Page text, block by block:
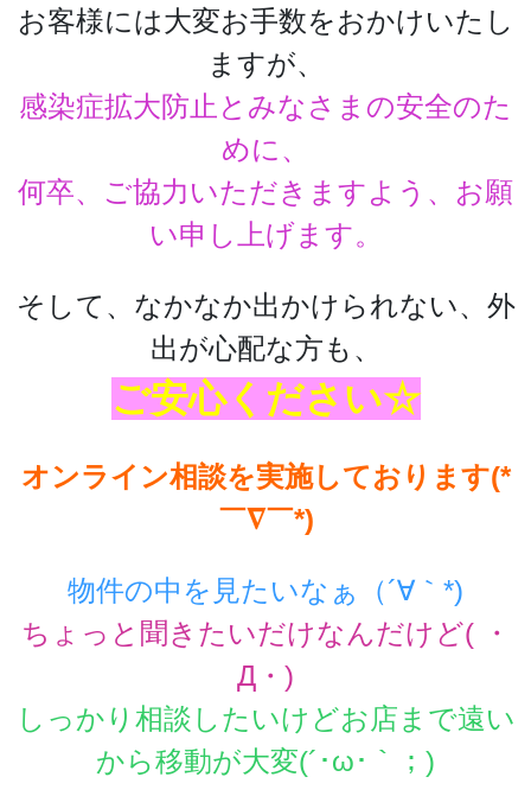
お客様には大変お手数をおかけいたし
ますが、
感染症拡大防止とみなさまの安全のた
めに、
何卒、ご協力いただきますよう、お願
い申し上げます。
そして、なかなか出かけられない、外
出が心配な方も、
ご安心ください☆
オンライン相談を実施しております(*
￣∇￣*)
物件の中を見たいなぁ（´∀｀*)
ちょっと聞きたいだけなんだけど( ・
Д・)
しっかり相談したいけどお店まで遠い
から移動が大変(´･ω･｀；)